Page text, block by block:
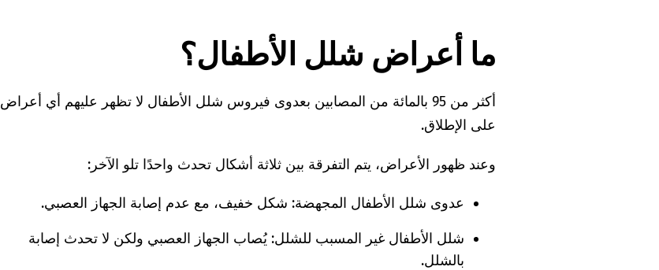
ما أعراض شلل الأطفال؟
أكثر من 95 بالمائة من المصابين بعدوى فيروس شلل الأطفال لا تظهر عليهم أي أعراض
على الإطلاق.
وعند ظهور الأعراض، يتم التفرقة بين ثلاثة أشكال تحدث واحدًا تلو الآخر:
عدوى شلل الأطفال المجهضة: شكل خفيف، مع عدم إصابة الجهاز العصبي.
شلل الأطفال غير المسبب للشلل: يُصاب الجهاز العصبي ولكن لا تحدث إصابة
بالشلل.